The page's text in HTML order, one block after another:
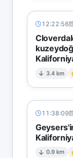
12:22:56
3.4 km
11:38:09
0.9 km